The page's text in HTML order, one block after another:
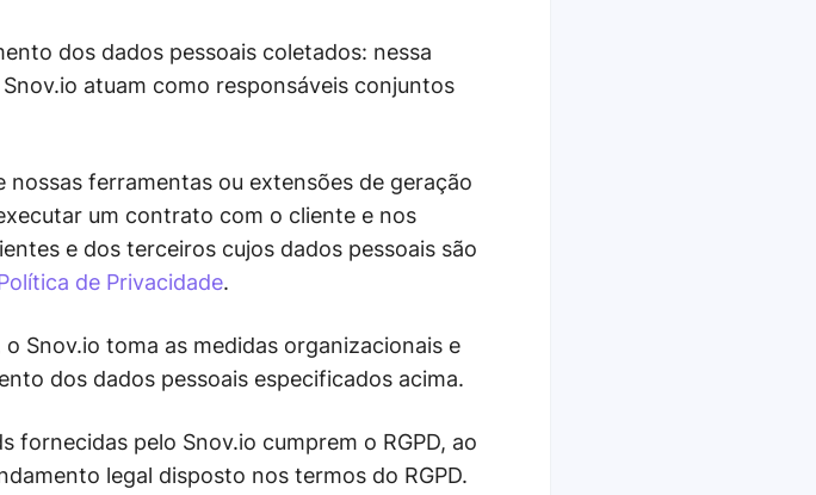
dos dados pessoais coletados: nessa
atuam como responsáveis conjuntos
ferramentas ou extensões de geração
um contrato com o cliente e nos
e dos terceiros cujos dados pessoais são
de Privacidade.
Snov.io toma as medidas organizacionais e
dos dados pessoais especificados acima.
pelo Snov.io cumprem o RGPD, ao
legal disposto nos termos do RGPD.